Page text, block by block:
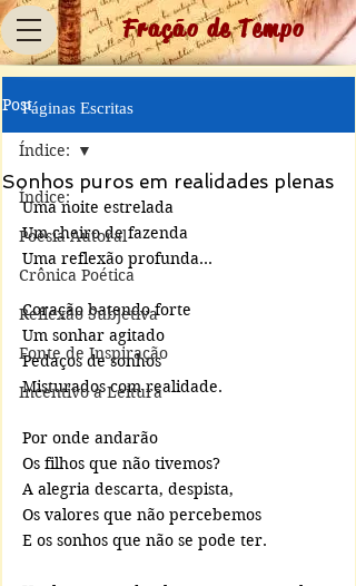
Fração de Tempo
Post
Índice:
Poesia Autoral
Crônica Poética
Reflexão Subjetiva
Fonte de Inspiração
Incentivo à Leitura
Índice:
Sonhos puros em realidades plenas
Uma noite estrelada
Um cheiro de fazenda
Uma reflexão profunda...
Coração batendo forte
Um sonhar agitado
Pedaços de sonhos
Misturados com realidade.
Por onde andarão
Os filhos que não tivemos?
A alegria descarta, despista,
Os valores que não percebemos
E os sonhos que não se pode ter.
Páginas Escritas